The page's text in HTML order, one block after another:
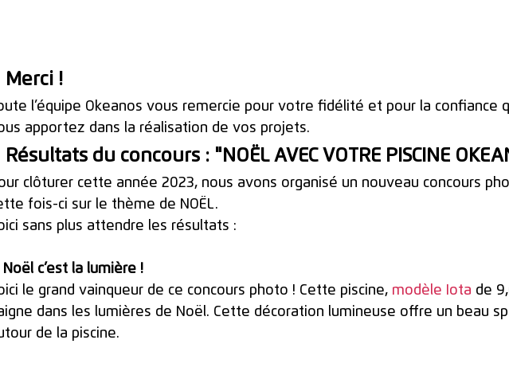
Merci !
l’équipe Okeanos vous remercie pour votre fidélité et pour la confiance
apportez dans la réalisation de vos projets.
Résultats du concours : "NOËL AVEC VOTRE PISCINE
clôturer cette année 2023, nous avons organisé un nouveau concours
fois-ci sur le thème de NOËL.
sans plus attendre les résultats :
Noël c’est la lumière !
le grand vainqueur de ce concours photo ! Cette piscine, modèle Iota de
dans les lumières de Noël. Cette décoration lumineuse offre un beau
de la piscine.